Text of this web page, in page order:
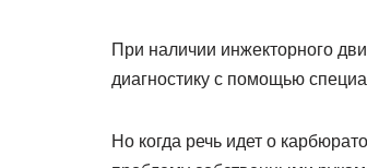
При наличии инжекторного
диагностику с помощью
Но когда речь идет о